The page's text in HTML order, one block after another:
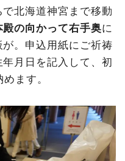
北海道神宮まで移動
殿の向かって右手奥に
が。申込用紙にご祈祷
月日を記入して、初
ます。